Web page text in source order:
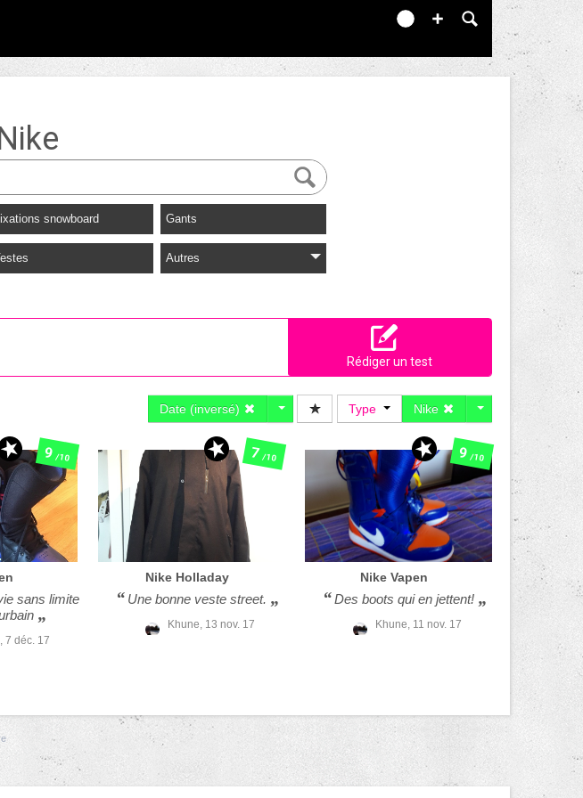
snowboard Gants
Autres
Rédiger un test
Date (inversé) Nike
Type
sans limite
7 déc. 17
9/10
Nike Holladay
Une bonne veste street.
Khune, 13 nov. 17
7/10
Nike Vapen
Des boots qui en jettent!
Khune, 11 nov. 17
9/10